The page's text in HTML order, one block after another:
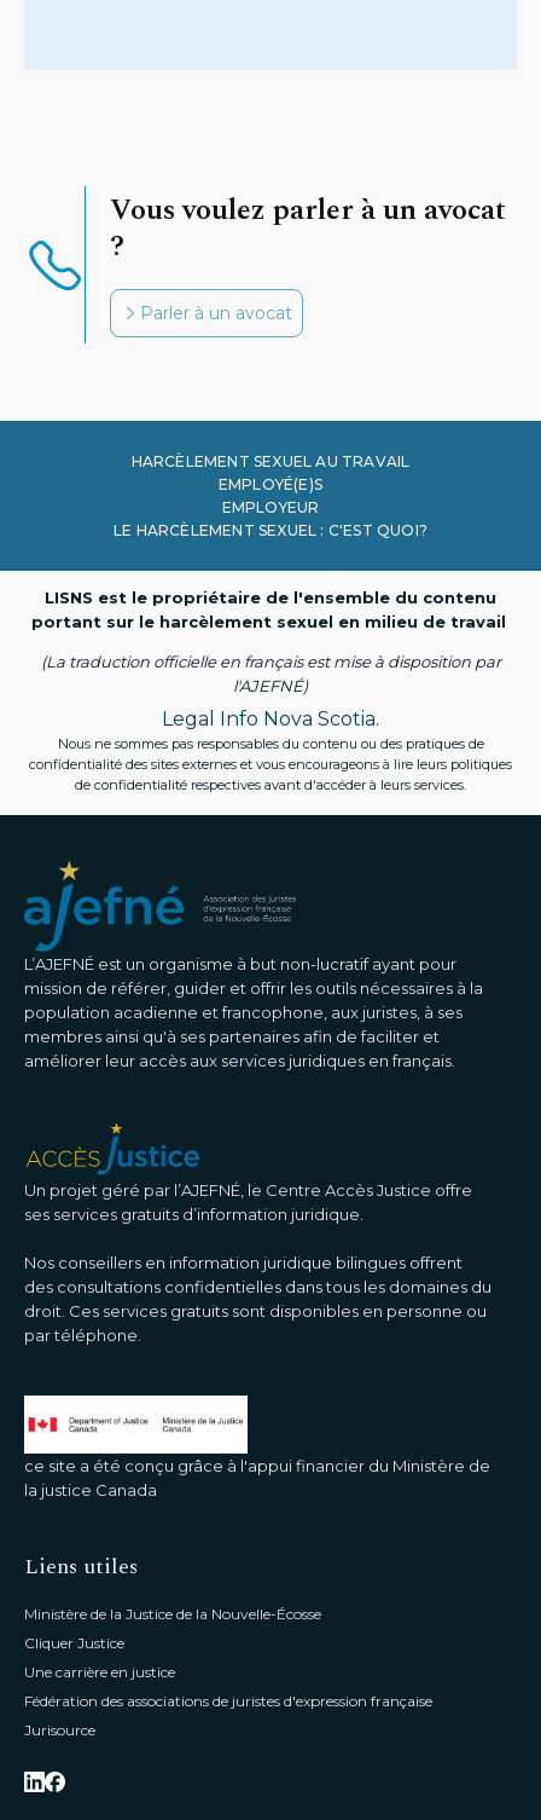
Vous voulez parler à un avocat
?
Parler à un avocat
HARCÈLEMENT SEXUEL AU TRAVAIL
EMPLOYÉ(E)S
EMPLOYEUR
LE HARCÈLEMENT SEXUEL : C'EST QUOI?
LISNS est le propriétaire de l'ensemble du contenu
portant sur le harcèlement sexuel en milieu de travail
(La traduction officielle en français est mise à disposition par
l'AJEFNÉ)
Legal Info Nova Scotia.
Nous ne sommes pas responsables du contenu ou des pratiques de
confidentialité des sites externes et vous encourageons à lire leurs politiques
de confidentialité respectives avant d'accéder à leurs services.
L’AJEFNÉ est un organisme à but non-lucratif ayant pour
mission de référer, guider et offrir les outils nécessaires à la
population acadienne et francophone, aux juristes, à ses
membres ainsi qu'à ses partenaires afin de faciliter et
améliorer leur accès aux services juridiques en français.
Un projet géré par l’AJEFNÉ, le Centre Accès Justice offre
ses services gratuits d’information juridique.
Nos conseillers en information juridique bilingues offrent
des consultations confidentielles dans tous les domaines du
droit. Ces services gratuits sont disponibles en personne ou
par téléphone.
ce site a été conçu grâce à l'appui financier du Ministère de
la justice Canada
Liens utiles
Ministère de la Justice de la Nouvelle-Écosse
Cliquer Justice
Une carrière en justice
Fédération des associations de juristes d'expression française
Jurisource